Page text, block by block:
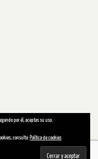
por él, aceptas su uso.
consulta: Política de cookies